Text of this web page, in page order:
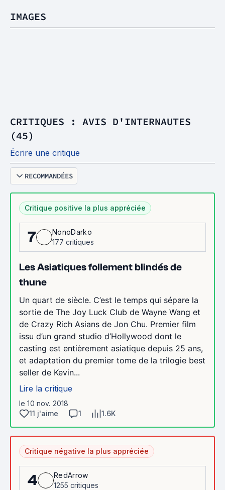
IMAGES
CRITIQUES : AVIS D'INTERNAUTES
(45)
Écrire une critique
RECOMMANDÉES
Critique positive la plus appréciée
7
NonoDarko
177 critiques
Les Asiatiques follement blindés de
thune
Un quart de siècle. C’est le temps qui sépare la
sortie de The Joy Luck Club de Wayne Wang et
de Crazy Rich Asians de Jon Chu. Premier film
issu d’un grand studio d’Hollywood dont le
casting est entièrement asiatique depuis 25 ans,
et adaptation du premier tome de la trilogie best
seller de Kevin...
Lire la critique
le 10 nov. 2018
11 j'aime
1 1.6K
Critique négative la plus appréciée
4
RedArrow
1255 critiques